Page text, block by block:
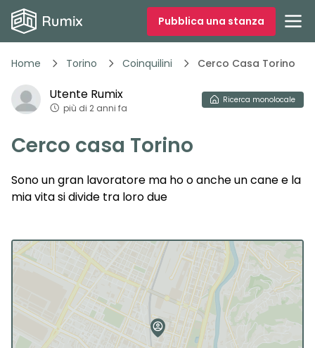
Pubblica una stanza
Home Torino Coinquilini Cerco Casa Torino
Utente Rumix
più di 2 anni fa
Ricerca monolocale
Cerco casa Torino
Sono un gran lavoratore ma ho o anche un cane e la
mia vita si divide tra loro due